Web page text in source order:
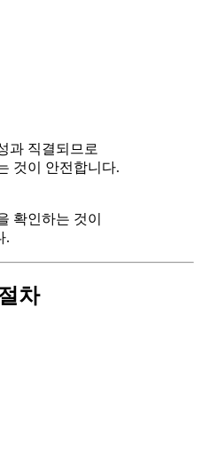
과 직결되므로
것이 안전합니다.
확인하는 것이
.
차